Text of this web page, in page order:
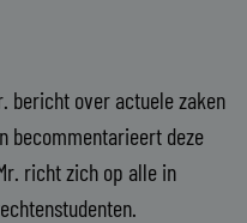
bericht over actuele zaken
becommentarieert deze
richt zich op alle in